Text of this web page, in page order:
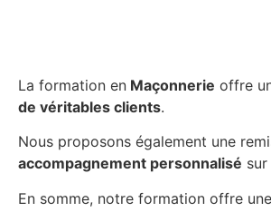
La formation en Maçonnerie offre
de véritables clients.
Nous proposons également une
accompagnement personnalisé
En somme, notre formation offre une